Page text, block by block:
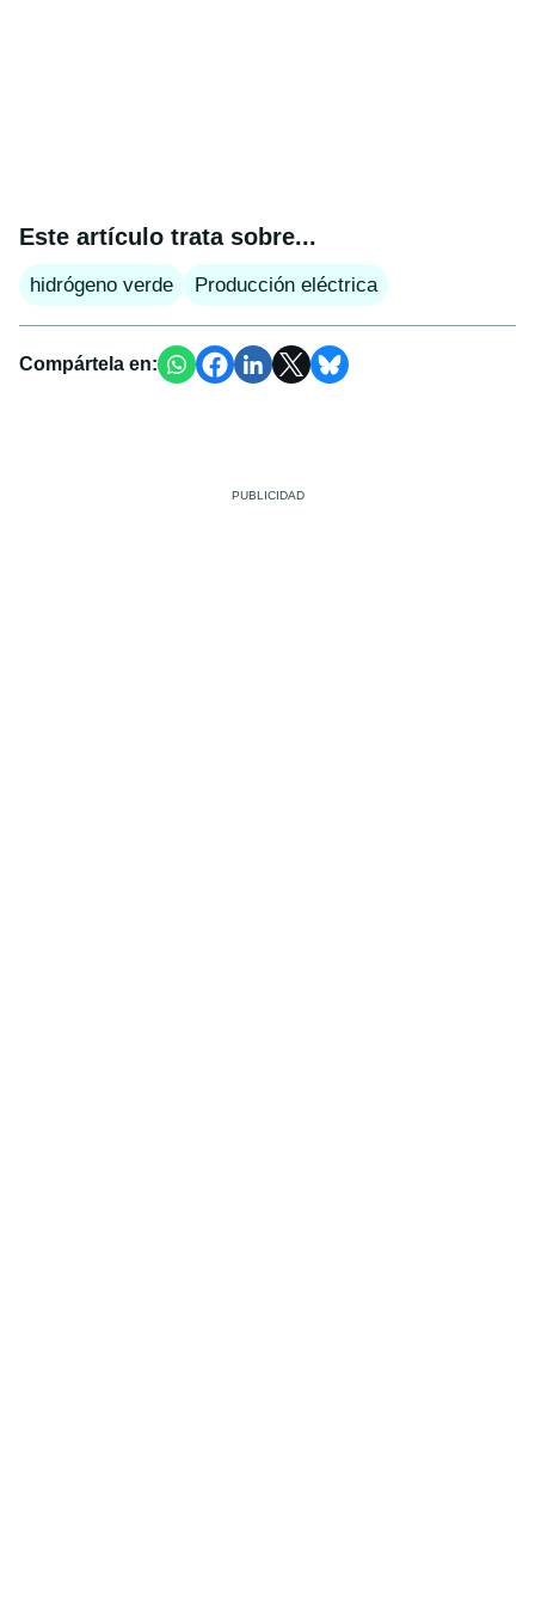
Este artículo trata sobre...
hidrógeno verde Producción eléctrica
Compártela en: